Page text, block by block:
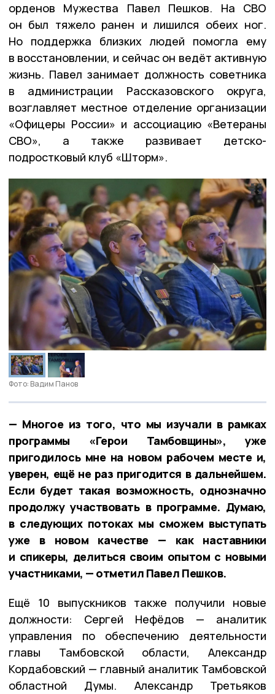
орденов Мужества Павел Пешков. На СВО
он был тяжело ранен и лишился обеих ног.
Но поддержка близких людей помогла ему
в восстановлении, и сейчас он ведёт активную
жизнь. Павел занимает должность советника
в администрации Рассказовского округа,
возглавляет местное отделение организации
«Офицеры России» и ассоциацию «Ветераны
СВО», а также развивает детско-
подростковый клуб «Шторм».
Фото: Вадим Панов
— Многое из того, что мы изучали в рамках
программы «Герои Тамбовщины», уже
пригодилось мне на новом рабочем месте и,
уверен, ещё не раз пригодится в дальнейшем.
Если будет такая возможность, однозначно
продолжу участвовать в программе. Думаю,
в следующих потоках мы сможем выступать
уже в новом качестве — как наставники
и спикеры, делиться своим опытом с новыми
участниками, — отметил Павел Пешков.
Ещё 10 выпускников также получили новые
должности: Сергей Нефёдов — аналитик
управления по обеспечению деятельности
главы Тамбовской области, Александр
Кордабовский — главный аналитик Тамбовской
областной Думы. Александр Третьяков